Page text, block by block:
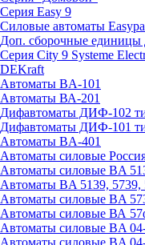
Серия Easy 9
Силовые автоматы
Доп. сборочные единицы
Серия City 9 Systeme
DEKraft
Автоматы BA-101
Автоматы ВА-201
Дифавтоматы ДИФ-102
Дифавтоматы ДИФ-101
Автоматы BA-401
Автоматы силовые
Автоматы силовые BA
Автоматы BA 5139, 5739,
Автоматы силовые BA
Автоматы силовые ВА
Автоматы силовые BA
Автоматы силовые BA